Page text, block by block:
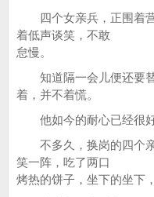
四个女亲兵，正围着营
着低声谈笑，不敢
怠慢。
知道隔一会儿便还要替
着，并不着慌。
他如今的耐心已经很好
不多久，换岗的四个亲
笑一阵，吃了两口
烤热的饼子，坐下的坐下